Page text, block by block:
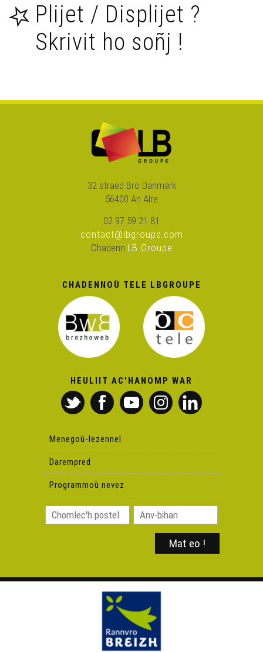
Bec'h de'i ! 9 – Peseurt labour-douar e Breizh a-benn
Bec'h de'i ! 10 – TONNERRES DE BREST 2012
Bec'h de'i ! 13 - Cheñchet o deus penn d'ar vazh !
Bec'h de'i ! 11 – Karta ar yezhoù bihan : ha kadarnaet e
Bec'h de'i ! 8 – Degouezh Redadeg 2012 war-eeun (e
Douarnenez)
Bec'h de'i ! 16 - Dastum teñzor ar bobl
Bec'h de'i ! 17 - Digreizennañ : petra da c'hortoz e
Breizh ?
Bec'h De'i ! an Nedeleg
Chakod Noz - Filmoù Chakod 2020
Yann-Fañch Kemener - Bec'h De'i ! an Nedeleg
Plijet / Displijet ?
Skrivit ho soñj !
32 straed Bro Danmark
56400 An Alre
02 97 59 21 81
contact@lbgroupe.com
Chadenn LB Groupe
CHADENNOÙ TELE LBGROUPE
HEULIIT AC'HANOMP WAR
Menegoù-lezennel
Darempred
Programmoù nevez